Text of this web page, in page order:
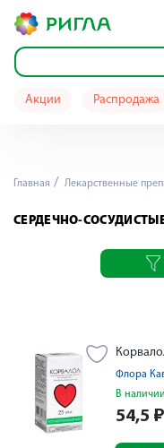
Акции Распродажа
Главная Лекарственные
СЕРДЕЧНО-
Флора
В наличии
54,5 ₽